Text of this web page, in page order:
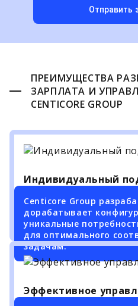
Отправить
ПРЕИМУЩЕСТВА
ЗАРПЛАТА И
CENTICORE GROUP
Индивидуальный
Centicore Group
дорабатывает
уникальные
для оптимального
задачам.
Эффективное